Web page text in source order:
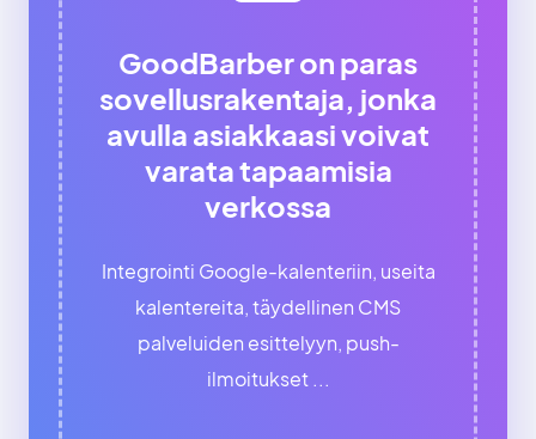
GoodBarber on paras
sovellusrakentaja, jonka
avulla asiakkaasi voivat
varata tapaamisia
verkossa
Integrointi Google-kalenteriin, useita
kalentereita, täydellinen CMS
palveluiden esittelyyn, push-
ilmoitukset ...